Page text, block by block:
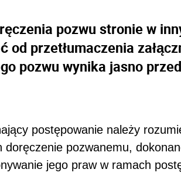
pozwu stronie w
od przetłumaczenia
pozwu wynika jasno
postępowanie należy
doręczenie pozwanemu,
jego praw w ramach